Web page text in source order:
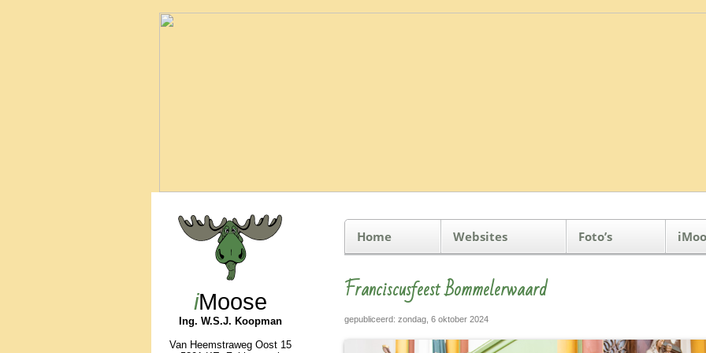
iMoose
Ing. W.S.J. Koopman
Van Heemstraweg Oost 15
Home Websites Foto’s
Franciscusfeest Bommelerwaard
gepubliceerd: zondag, 6 oktober 2024